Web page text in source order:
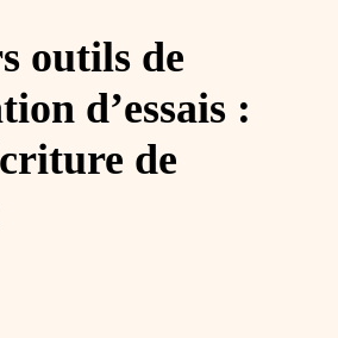
outils de
d’essais :
de